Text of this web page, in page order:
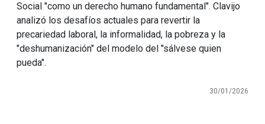
Social "como un derecho humano fundamental". Clavijo
analizó los desafíos actuales para revertir la
precariedad laboral, la informalidad, la pobreza y la
"deshumanización" del modelo del "sálvese quien
pueda".
30/01/2026